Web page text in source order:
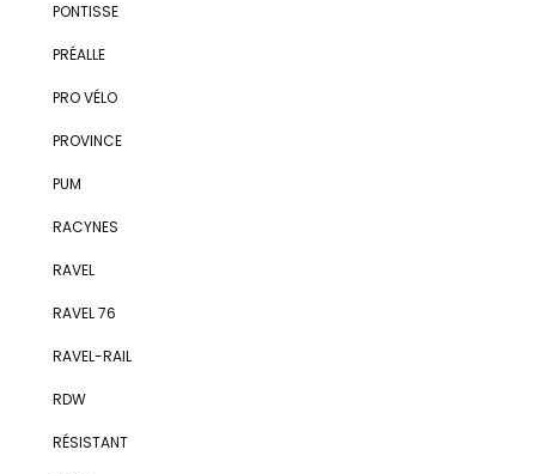
PONTISSE
PRÉALLE
PRO VÉLO
PROVINCE
PUM
RACYNES
RAVEL
RAVEL 76
RAVEL-RAIL
RDW
RÉSISTANT